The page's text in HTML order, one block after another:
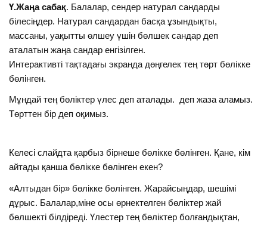
Ү.Жаңа сабақ. Балалар, сендер натурал сандарды
білесіңдер. Натурал сандардан басқа ұзындықты,
массаны, уақытты өлшеу үшін бөлшек сандар деп
аталатын жаңа сандар енгізілген.
Интерактивті тақтадағы экранда дөңгелек тең төрт бөлікке
бөлінген.
Мұндай тең бөліктер үлес деп аталады. деп жаза аламыз.
Төрттен бір деп оқимыз.
Келесі слайдта қарбыз бірнеше бөлікке бөлінген. Қане, кім
айтады қанша бөлікке бөлінген екен?
«Алтыдан бір» бөлікке бөлінген. Жарайсыңдар, шешімі
дұрыс. Балалар,міне осы өрнектелген бөліктер жай
бөлшекті білдіреді. Үлестер тең бөліктер болғандықтан,